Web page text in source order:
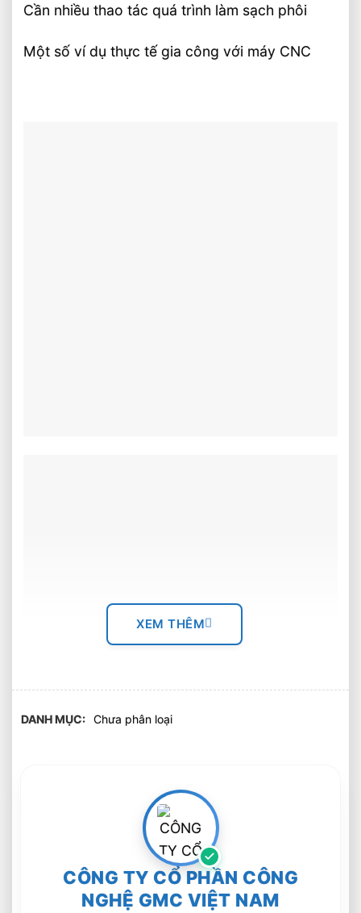
Cần nhiều thao tác quá trình làm sạch phôi
Một số ví dụ thực tế gia công với máy CNC
Một trong những biện pháp hữu hiệu nhất để
loại bỏ phôi gia công
Phương pháp nào là tốt nhất?
Lựa chọn trung tâm gia công ngang
XEM THÊM
DANH MỤC Chưa phân loại
CÔNG TY CỔ PHẦN CÔNG
NGHỆ GMC VIỆT NAM